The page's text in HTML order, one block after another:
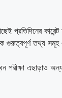
প্রতিদিনের
গুরুত্বপূর্ণ তথ্য
পরীক্ষা এছাড়াও